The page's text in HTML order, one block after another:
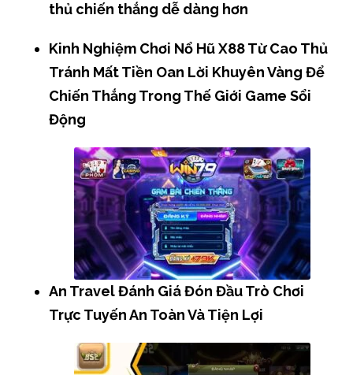
thủ chiến thắng dễ dàng hơn
Kinh Nghiệm Chơi Nổ Hũ X88 Từ Cao Thủ
Tránh Mất Tiền Oan Lời Khuyên Vàng Để
Chiến Thắng Trong Thế Giới Game Sổi
Động
An Travel Đánh Giá Đón Đầu Trò Chơi
Trực Tuyến An Toàn Và Tiện Lợi